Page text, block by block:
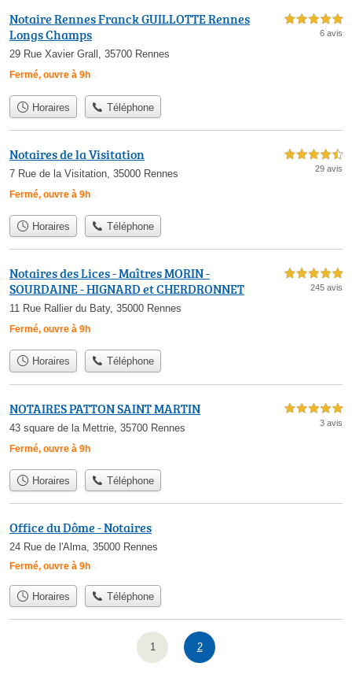
Notaire Rennes Franck GUILLOTTE Rennes
Longs Champs
29 Rue Xavier Grall, 35700 Rennes
Fermé, ouvre à 9h
5,0 étoiles sur 5
6 avis
Horaires Téléphone
Notaires de la Visitation
7 Rue de la Visitation, 35000 Rennes
Fermé, ouvre à 9h
4,5 étoiles sur 5
29 avis
Horaires Téléphone
Notaires des Lices - Maîtres MORIN -
SOURDAINE - HIGNARD et CHERDRONNET
11 Rue Rallier du Baty, 35000 Rennes
Fermé, ouvre à 9h
5,0 étoiles sur 5
245 avis
Horaires Téléphone
NOTAIRES PATTON SAINT MARTIN
43 square de la Mettrie, 35700 Rennes
Fermé, ouvre à 9h
5,0 étoiles sur 5
3 avis
Horaires Téléphone
Office du Dôme - Notaires
24 Rue de l'Alma, 35000 Rennes
Fermé, ouvre à 9h
Horaires Téléphone
1 2